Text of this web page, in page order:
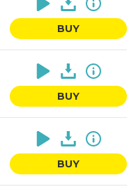
BUY
BUY
BUY